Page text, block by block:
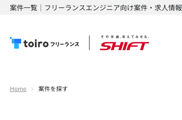
案件一覧｜フリーランスエンジニア向け案件・求人情報
Home 案件を探す